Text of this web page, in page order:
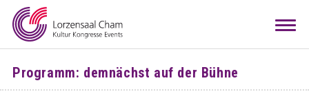
Mieten
Besuchen
Infos
Programm: demnächst auf der Bühne